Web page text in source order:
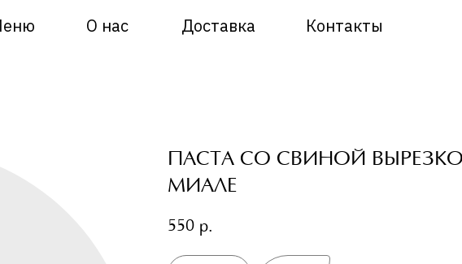
О нас Доставка Контакты
ПАСТА СО СВИНОЙ
МИАЛЕ
550 р.